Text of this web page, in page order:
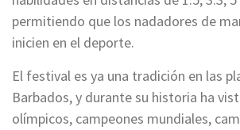
permitiendo que los nadadores de
inicien en el deporte.
El festival es ya una tradición en las
Barbados, y durante su historia ha
olímpicos, campeones mundiales,